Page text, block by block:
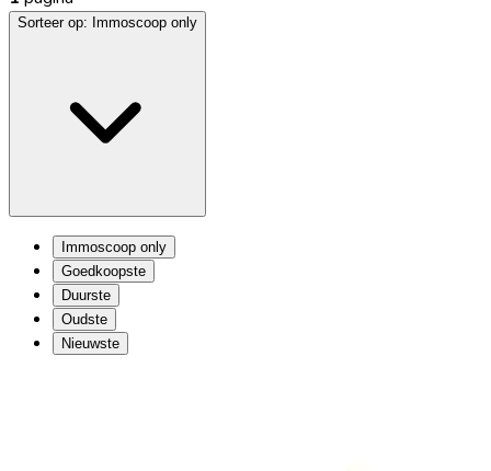
Sorteer op: Immoscoop only
Immoscoop only
Goedkoopste
Duurste
Oudste
Nieuwste